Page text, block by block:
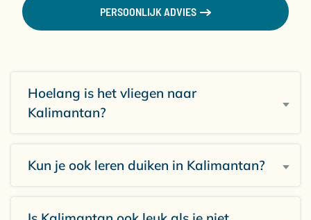
PERSOONLIJK ADVIES
Hoelang is het vliegen naar
Kalimantan?
Kun je ook leren duiken in Kalimantan?